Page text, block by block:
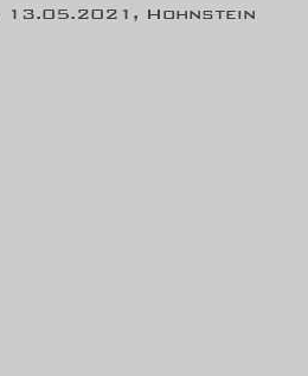
13.05.2021, Hohnstein